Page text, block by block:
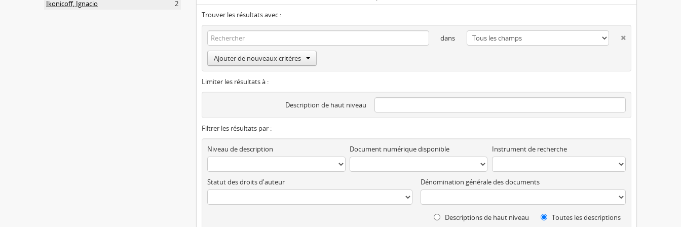
Ikonicoff, Ignacio 2
Trouver les résultats avec :
dans
Ajouter de nouveaux critères
Limiter les résultats à :
Description de haut niveau
Filtrer les résultats par :
Niveau de description Document numérique disponible Instrument de recherche
Statut des droits d'auteur Dénomination générale des documents
Descriptions de haut niveau Toutes les descriptions